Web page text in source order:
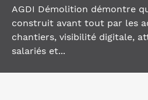
AGDI Démolition démontre
construit avant tout par les
chantiers, visibilité digitale,
salariés et...